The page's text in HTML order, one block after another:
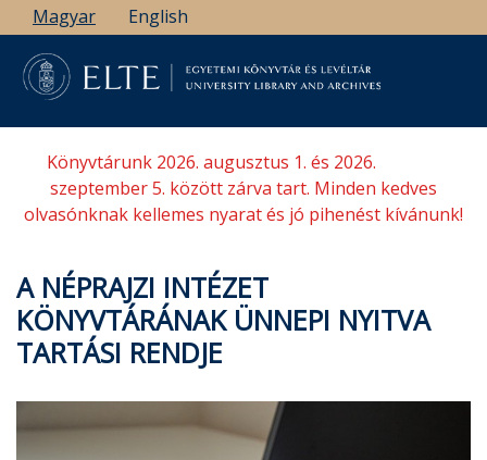
Ugrás
a
tartalomra
Magyar English
Könyvtárunk 2026. augusztus 1. és 2026.
szeptember 5. között zárva tart. Minden kedves
olvasónknak kellemes nyarat és jó pihenést kívánunk!
A NÉPRAJZI INTÉZET
KÖNYVTÁRÁNAK ÜNNEPI NYITVA
TARTÁSI RENDJE